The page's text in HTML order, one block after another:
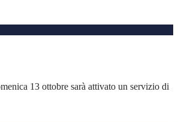
13 ottobre sarà attivato un servizio di